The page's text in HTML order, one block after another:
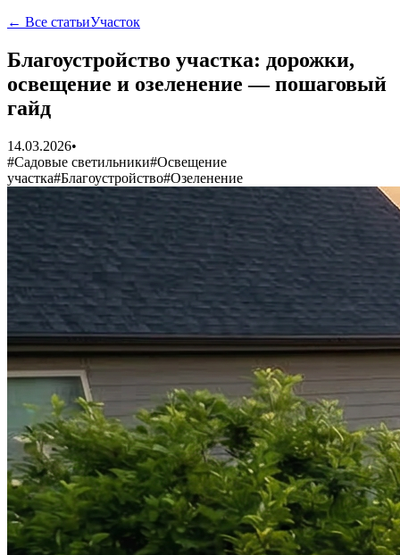
← Все статьиУчасток
Благоустройство участка: дорожки,
освещение и озеленение — пошаговый
гайд
14.03.2026•
#Садовые светильники#Освещение
участка#Благоустройство#Озеленение